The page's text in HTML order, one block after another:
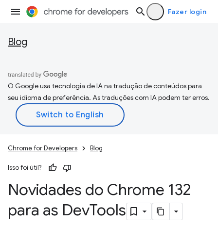
Fazer login
Blog
O Google usa tecnologia de IA na tradução de conteúdos para
seu idioma de preferência. As traduções com IA podem ter erros.
Chrome for Developers Blog
Isso foi útil?
Novidades do Chrome 132
para as DevTools